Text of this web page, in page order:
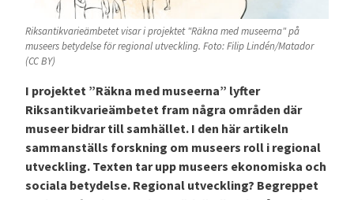
Riksantikvarieämbetet visar i projektet "Räkna med museerna" på
museers betydelse för regional utveckling. Foto: Filip Lindén/Matador
(CC BY)
I projektet ”Räkna med museerna” lyfter
Riksantikvarieämbetet fram några områden där
museer bidrar till samhället. I den här artikeln
sammanställs forskning om museers roll i regional
utveckling. Texten tar upp museers ekonomiska och
sociala betydelse. Regional utveckling? Begreppet